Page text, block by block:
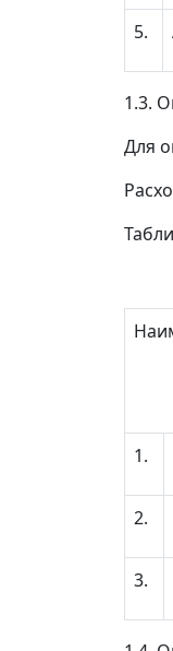
5.
1.3.
Для
1.
2.
3.